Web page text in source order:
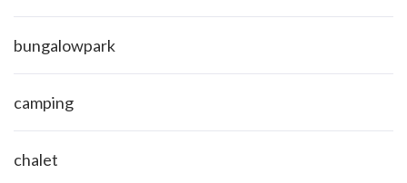
bungalowpark
camping
chalet